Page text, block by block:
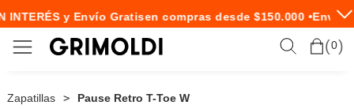
INTERÉS y Envío Gratisen compras desde $150.000 •Envío
0
Zapatillas Pause Retro T-Toe W